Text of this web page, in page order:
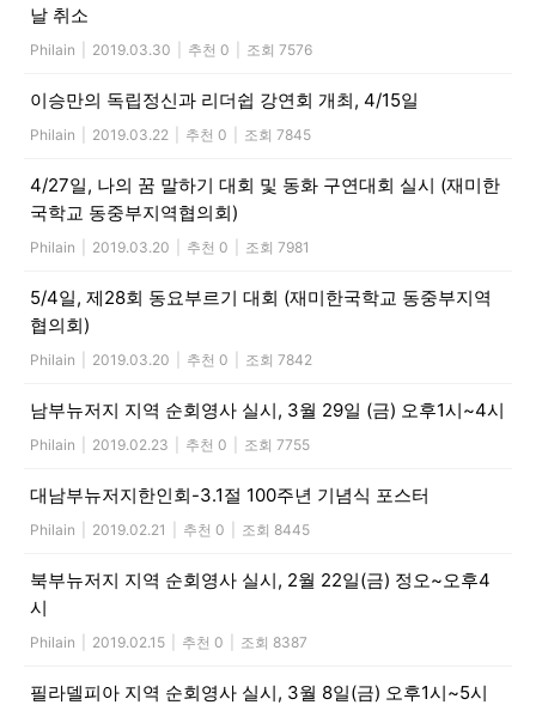
날 취소
Philain 2019.03.30 추천 0 조회 7576
이승만의 독립정신과 리더쉽 강연회 개최, 4/15일
Philain 2019.03.22 추천 0 조회 7845
4/27일, 나의 꿈 말하기 대회 및 동화 구연대회 실시 (재미한
국학교 동중부지역협의회)
Philain 2019.03.20 추천 0 조회 7981
5/4일, 제28회 동요부르기 대회 (재미한국학교 동중부지역
협의회)
Philain 2019.03.20 추천 0 조회 7842
남부뉴저지 지역 순회영사 실시, 3월 29일 (금) 오후1시~4시
Philain 2019.02.23 추천 0 조회 7755
대남부뉴저지한인회-3.1절 100주년 기념식 포스터
Philain 2019.02.21 추천 0 조회 8445
북부뉴저지 지역 순회영사 실시, 2월 22일(금) 정오~오후4
시
Philain 2019.02.15 추천 0 조회 8387
필라델피아 지역 순회영사 실시, 3월 8일(금) 오후1시~5시